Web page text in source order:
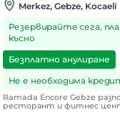
Merkez, Gebze, Kocaeli
Резервирайте сега,
късно
Безплатно анулиране
Не е необходима
Ramada Encore Gebze
ресторант и фитнес